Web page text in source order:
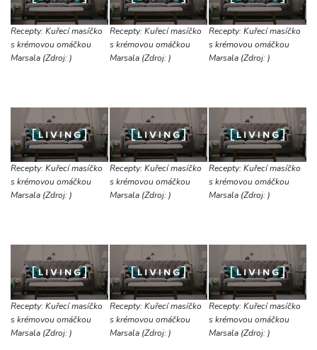
Recepty: Kuřecí masíčko
s krémovou omáčkou
Marsala (Zdroj: )
Recepty: Kuřecí masíčko
s krémovou omáčkou
Marsala (Zdroj: )
Recepty: Kuřecí masíčko
s krémovou omáčkou
Marsala (Zdroj: )
Recepty: Kuřecí masíčko
s krémovou omáčkou
Marsala (Zdroj: )
Recepty: Kuřecí masíčko
s krémovou omáčkou
Marsala (Zdroj: )
Recepty: Kuřecí masíčko
s krémovou omáčkou
Marsala (Zdroj: )
Recepty: Kuřecí masíčko
s krémovou omáčkou
Marsala (Zdroj: )
Recepty: Kuřecí masíčko
s krémovou omáčkou
Marsala (Zdroj: )
Recepty: Kuřecí masíčko
s krémovou omáčkou
Marsala (Zdroj: )